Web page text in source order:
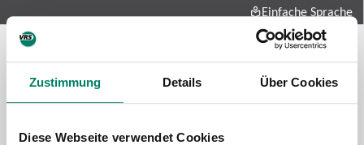
Zustimmung Details Über Cookies
Diese Webseite verwendet Cookies
Einfache Sprache